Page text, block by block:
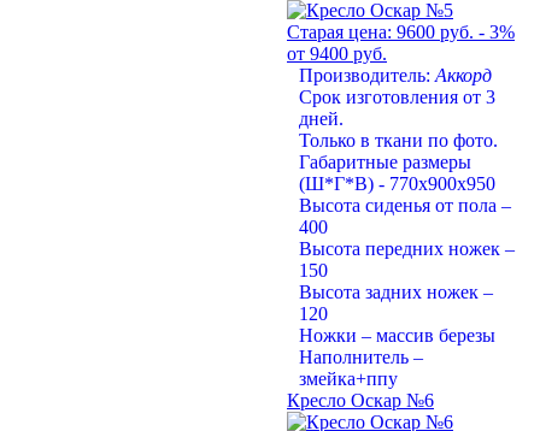
Старая цена: 9600 руб. - 3%
от 9400 руб.
Производитель: Аккорд
Срок изготовления от 3
дней.
Только в ткани по фото.
Габаритные размеры
(Ш*Г*В) - 770х900х950
Высота сиденья от пола –
400
Высота передних ножек –
150
Высота задних ножек –
120
Ножки – массив березы
Наполнитель –
змейка+ппу
Кресло Оскар №6